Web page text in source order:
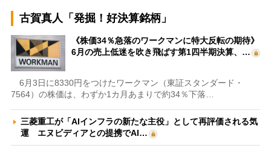
古賀真人「発掘！好決算銘柄」
《株価34％急落のワークマンに特大反転の期待》
6月の売上低迷を吹き飛ばす第1四半期決算、…
6月3日に8330円をつけたワークマン（東証スタンダード・
7564）の株価は、わずか1カ月あまりで約34％下落…
三菱重工が「AIインフラの新たな主役」として再評価される気
運 エヌビディアとの提携でAI…